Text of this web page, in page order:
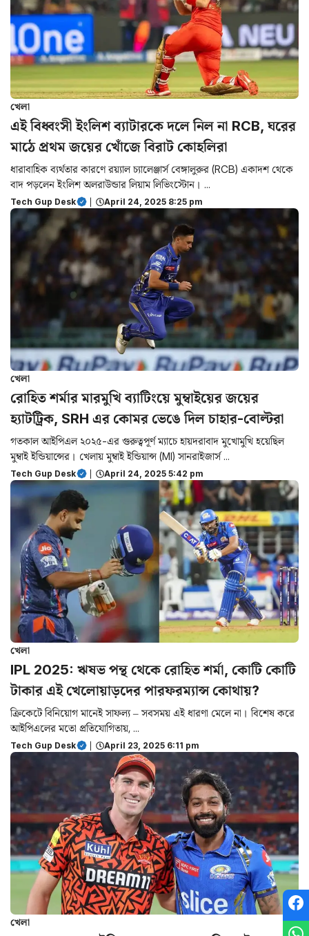
খেলা
এই বিধ্বংসী ইংলিশ ব্যাটারকে দলে নিল না RCB, ঘরের
মাঠে প্রথম জয়ের খোঁজে বিরাট কোহলিরা
ধারাবাহিক ব্যর্থতার কারণে রয়্যাল চ্যালেঞ্জার্স বেঙ্গালুরুর (RCB) একাদশ থেকে
বাদ পড়লেন ইংলিশ অলরাউন্ডার লিয়াম লিভিংস্টোন। ...
Tech Gup Desk | April 24, 2025 8:25 pm
খেলা
রোহিত শর্মার মারমুখি ব্যাটিংয়ে মুম্বাইয়ের জয়ের
হ্যাটট্রিক, SRH এর কোমর ভেঙে দিল চাহার-বোল্টরা
গতকাল আইপিএল ২০২৫-এর গুরুত্বপূর্ণ ম্যাচে হায়দরাবাদ মুখোমুখি হয়েছিল
মুম্বাই ইন্ডিয়ান্সের। খেলায় মুম্বাই ইন্ডিয়ান্স (MI) সানরাইজার্স ...
Tech Gup Desk April 24, 2025 5:42 pm
খেলা
IPL 2025: ঋষভ পন্থ‌ থেকে রোহিত শর্মা, কোটি কোটি
টাকার এই খেলোয়াড়দের পারফরম্যান্স কোথায়?
ক্রিকেটে বিনিয়োগ মানেই সাফল্য – সবসময় এই ধারণা মেলে না। বিশেষ করে
আইপিএলের মতো প্রতিযোগিতায়, ...
Tech Gup Desk April 23, 2025 6:11 pm
খেলা